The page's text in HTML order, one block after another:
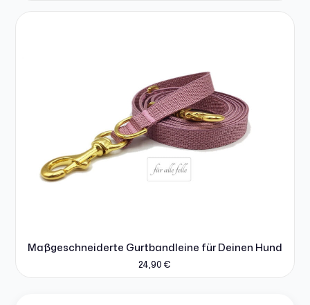
Maßgeschneiderte Gurtbandleine für Deinen Hund
24,90 €